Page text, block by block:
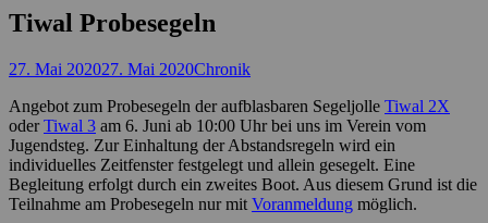
Tiwal Probesegeln
Posted
27. Mai 202027. Mai 2020Autor
Chronik
Angebot zum Probesegeln der aufblasbaren Segeljolle Tiwal 2X
oderTiwal 3 am 6. Juni ab 10:00 Uhr bei uns im Verein vom
Jugendsteg. Zur Einhaltung der Abstandsregeln wird ein
individuelles Zeitfenster festgelegt und allein gesegelt. Eine
Begleitung erfolgt durch ein zweites Boot. Aus diesem Grund ist die
Teilnahme am Probesegeln nur mit Voranmeldung möglich.